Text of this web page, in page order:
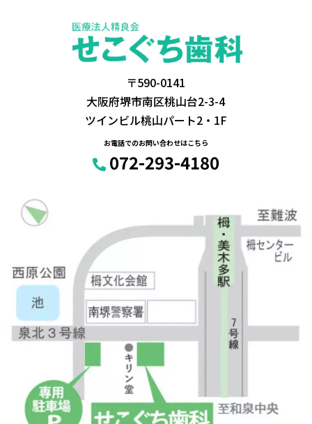
〒590-0141
大阪府堺市南区桃山台2-3-4
ツインビル桃山パート2・1F
お電話でのお問い合わせはこちら
072-293-4180